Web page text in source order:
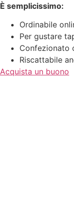
È semplicissimo:
Ordinabile
Per gustare
Confezionato
Riscattabile
Acquista un buono